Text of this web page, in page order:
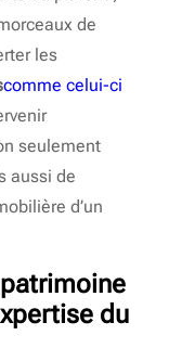
de
les
comme celui-ci
seulement
aussi de
d’un
du